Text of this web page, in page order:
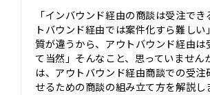
「インバウンド経由の商談は受注で
トバウンド経由では案件化すら難しい
質が違うから、アウトバウンド経由は
て当然」そんなこと、思っていません
は、アウトバウンド経由商談での受注
せるための商談の組み立て方を解説し